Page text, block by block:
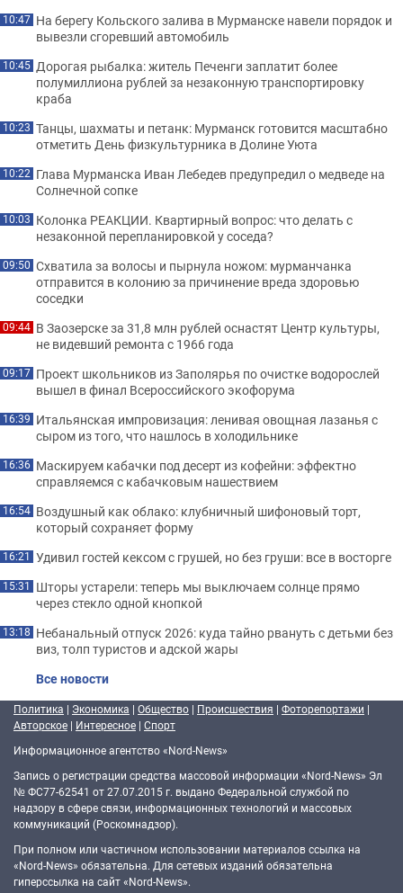
10:47 На берегу Кольского залива в Мурманске навели порядок и
вывезли сгоревший автомобиль
10:45 Дорогая рыбалка: житель Печенги заплатит более
полумиллиона рублей за незаконную транспортировку
краба
10:23 Танцы, шахматы и петанк: Мурманск готовится масштабно
отметить День физкультурника в Долине Уюта
10:22 Глава Мурманска Иван Лебедев предупредил о медведе на
Солнечной сопке
10:03 Колонка РЕАКЦИИ. Квартирный вопрос: что делать с
незаконной перепланировкой у соседа?
09:50 Схватила за волосы и пырнула ножом: мурманчанка
отправится в колонию за причинение вреда здоровью
соседки
09:44 В Заозерске за 31,8 млн рублей оснастят Центр культуры,
не видевший ремонта с 1966 года
09:17 Проект школьников из Заполярья по очистке водорослей
вышел в финал Всероссийского экофорума
16:39 Итальянская импровизация: ленивая овощная лазанья с
сыром из того, что нашлось в холодильнике
16:36 Маскируем кабачки под десерт из кофейни: эффектно
справляемся с кабачковым нашествием
16:54 Воздушный как облако: клубничный шифоновый торт,
который сохраняет форму
16:21 Удивил гостей кексом с грушей, но без груши: все в восторге
15:31 Шторы устарели: теперь мы выключаем солнце прямо
через стекло одной кнопкой
13:18 Небанальный отпуск 2026: куда тайно рвануть с детьми без
виз, толп туристов и адской жары
Все новости
Политика | Экономика | Общество | Происшествия | Фоторепортажи |
Авторское | Интересное | Спорт
Информационное агентство «Nord-News»
Запись о регистрации средства массовой информации «Nord-News» Эл
№ ФС77-62541 от 27.07.2015 г. выдано Федеральной службой по
надзору в сфере связи, информационных технологий и массовых
коммуникаций (Роскомнадзор).
При полном или частичном использовании материалов ссылка на
«Nord-News» обязательна. Для сетевых изданий обязательна
гиперссылка на сайт «Nord-News».